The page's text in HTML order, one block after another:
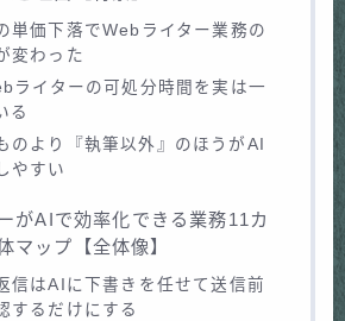
単価下落でWebライター業務の
変わった
ライターの可処分時間を実は一
る
のより『執筆以外』のほうがAI
やすい
がAIで効率化できる業務11カ
マップ【全体像】
信はAIに下書きを任せて送信前
するだけにする